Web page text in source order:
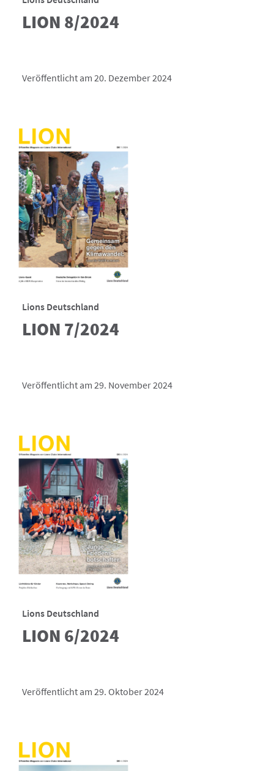
LION 8/2024
Veröffentlicht am 20. Dezember 2024
Lions Deutschland
LION 7/2024
Veröffentlicht am 29. November 2024
Lions Deutschland
LION 6/2024
Veröffentlicht am 29. Oktober 2024